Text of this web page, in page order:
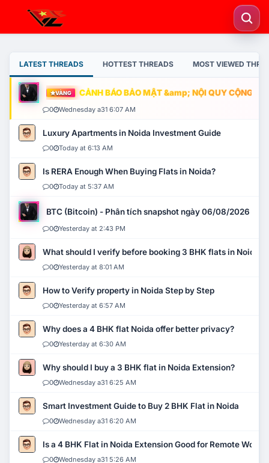
LATEST THREADS HOTTEST THREADS MOST VIEWED
VÀNG CẢNH BÁO BẢO MẬT &amp; NỘI QUY CỘNG
0 Wednesday a31 6:07 AM
Luxury Apartments in Noida Investment Guide
0 Today at 6:13 AM
Is RERA Enough When Buying Flats in Noida?
0 Today at 5:37 AM
BTC (Bitcoin) - Phân tích snapshot ngày 06/08/2026
0 Yesterday at 2:43 PM
What should I verify before booking 3 BHK flats in Noida?
0 Yesterday at 8:01 AM
How to Verify property in Noida Step by Step
0 Yesterday at 6:57 AM
Why does a 4 BHK flat Noida offer better privacy?
0 Yesterday at 6:30 AM
Why should I buy a 3 BHK flat in Noida Extension?
0 Wednesday a31 6:25 AM
Smart Investment Guide to Buy 2 BHK Flat in Noida
0 Wednesday a31 6:20 AM
Is a 4 BHK Flat in Noida Extension Good for Remote Work?
0 Wednesday a31 5:26 AM